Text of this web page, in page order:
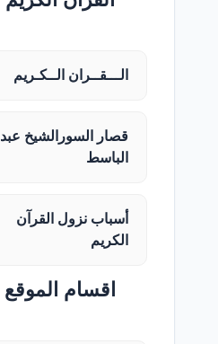
الـــقــران الــكـريم
قصار السورالشيخ عبد
الباسط
أسباب نزول القرآن
الكريم
اقسام الموقع